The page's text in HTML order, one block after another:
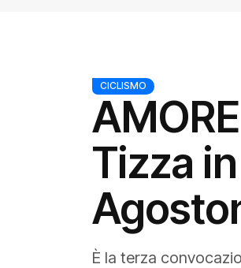
CICLISMO
Tizza
È la terza